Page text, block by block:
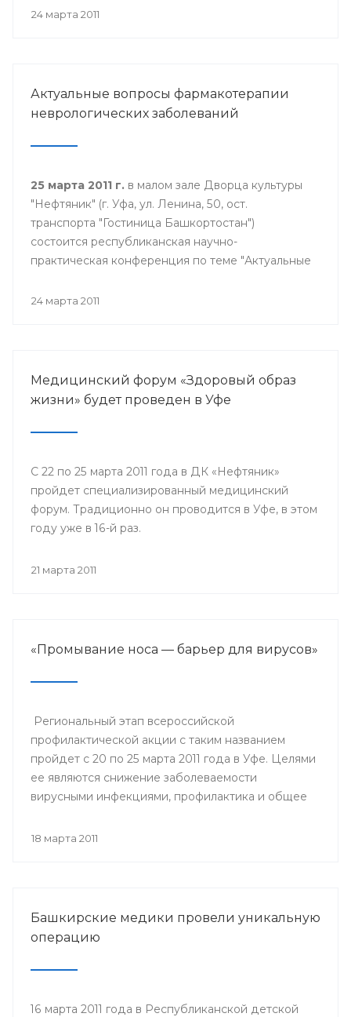
24 марта 2011
Актуальные вопросы фармакотерапии
неврологических заболеваний
25 марта 2011 г. в малом зале Дворца культуры
"Нефтяник" (г. Уфа, ул. Ленина, 50, ост.
транспорта "Гостиница Башкортостан")
состоится республиканская научно-
практическая конференция по теме "Актуальные
заболеваний". Начало конференции в 9.30
24 марта 2011
Медицинский форум «Здоровый образ
жизни» будет проведен в Уфе
С 22 по 25 марта 2011 года в ДК «Нефтяник»
пройдет специализированный медицинский
форум. Традиционно он проводится в Уфе, в этом
году уже в 16-й раз.
21 марта 2011
«Промывание носа — барьер для вирусов»
Региональный этап всероссийской
профилактической акции с таким названием
пройдет с 20 по 25 марта 2011 года в Уфе. Целями
ее являются снижение заболеваемости
вирусными инфекциями, профилактика и общее
18 марта 2011
Башкирские медики провели уникальную
операцию
16 марта 2011 года в Республиканской детской